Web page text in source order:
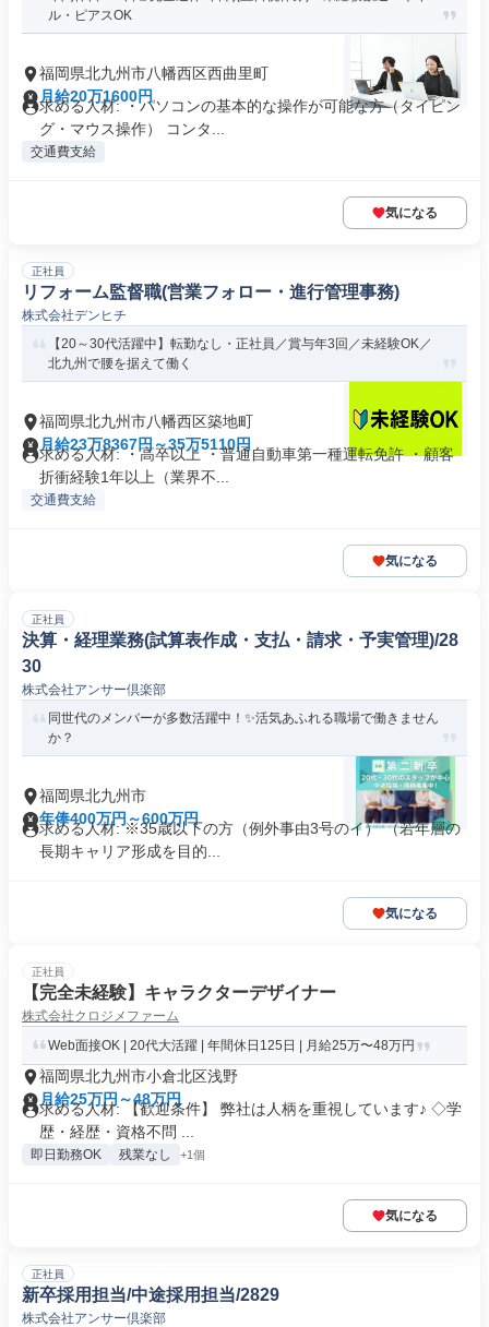
ル・ピアスOK
福岡県北九州市八幡西区西曲里町
月給20万1600円
求める人材: ・パソコンの基本的な操作が可能な方（タイピン
グ・マウス操作） コンタ...
交通費支給
気になる
正社員
リフォーム監督職(営業フォロー・進行管理事務)
株式会社デンヒチ
【20～30代活躍中】転勤なし・正社員／賞与年3回／未経験OK／
北九州で腰を据えて働く
福岡県北九州市八幡西区築地町
月給23万8367円～35万5110円
求める人材: ・高卒以上 ・普通自動車第一種運転免許 ・顧客
折衝経験1年以上（業界不...
交通費支給
気になる
正社員
決算・経理業務(試算表作成・支払・請求・予実管理)/28
30
株式会社アンサー倶楽部
同世代のメンバーが多数活躍中！✨活気あふれる職場で働きません
か？
福岡県北九州市
年俸400万円～600万円
求める人材: ※35歳以下の方（例外事由3号のイ） （若年層の
長期キャリア形成を目的...
気になる
正社員
【完全未経験】キャラクターデザイナー
株式会社クロジメファーム
Web面接OK | 20代大活躍 | 年間休日125日 | 月給25万〜48万円
福岡県北九州市小倉北区浅野
月給25万円～48万円
求める人材: 【歓迎条件】 弊社は人柄を重視しています♪ ◇学
歴・経歴・資格不問 ...
即日勤務OK 残業なし +1個
気になる
正社員
新卒採用担当/中途採用担当/2829
株式会社アンサー倶楽部